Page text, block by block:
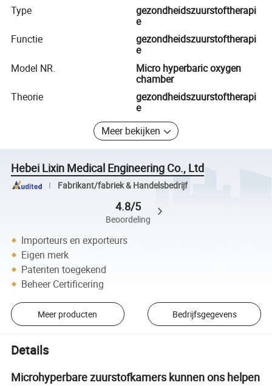
Type
gezondheidszuurstoftherapi
e
Functie
gezondheidszuurstoftherapi
e
Model NR.
Micro hyperbaric oxygen
chamber
Theorie
gezondheidszuurstoftherapi
e
Meer bekijken
Hebei Lixin Medical Engineering Co., Ltd
Fabrikant/fabriek & Handelsbedrijf
4.8/5
Beoordeling
Importeurs en exporteurs
Eigen merk
Patenten toegekend
Beheer Certificering
Meer producten Bedrijfsgegevens
Details
Microhyperbare zuurstofkamers kunnen ons helpen